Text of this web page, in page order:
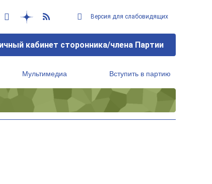
Версия для слабовидящих
кабинет сторонника/члена Партии
Мультимедиа Вступить в партию